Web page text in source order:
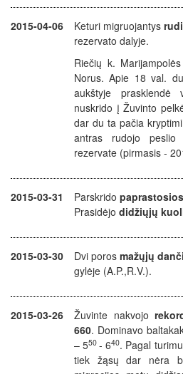
2015-04-06 Keturi migruojantys
rezervato dalyje.
Riečių k.
Norus. Apie 18 val.
aukštyje
nuskrido į Žuvinto
dar du ta pačia
antras rudojo peslio
rezervate (pirmasis -
2015-03-31 Parskrido
Prasidėjo didžiųjų
2015-03-30 Dvi poros mažųjų
gylėje (A.P.,R.V.).
2015-03-26 Žuvinte nakvojo
660. Dominavo
– 550 - 640. Pagal
tiek žąsų dar nėra